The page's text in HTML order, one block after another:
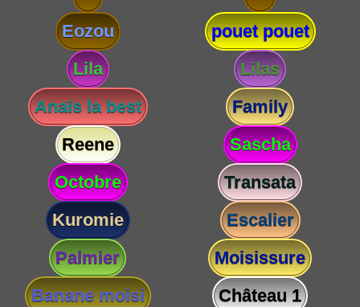
Eozou
pouet pouet
Lila
Lilas
Anaïs la best
Family
Reene
Sascha
Octobre
Transata
Kuromie
Escalier
Palmier
Moisissure
Banane moisi
Château 1